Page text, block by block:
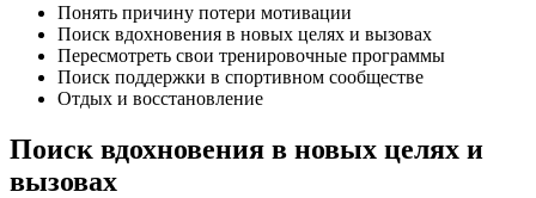
Понять причину потери мотивации
Поиск вдохновения в новых целях и вызовах
Пересмотреть свои тренировочные программы
Поиск поддержки в спортивном сообществе
Отдых и восстановление
Поиск вдохновения в новых целях и
вызовах